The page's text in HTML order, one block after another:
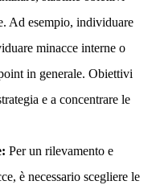
Ad esempio, individuare
minacce interne o
in generale. Obiettivi
e a concentrare le
Per un rilevamento e
è necessario scegliere le